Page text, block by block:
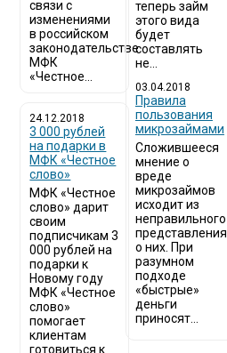
связи с
изменениями
в российском
законодательстве
МФК
«Честное...
24.12.2018
3 000 рублей
на подарки в
МФК «Честное
слово»
МФК «Честное
слово» дарит
своим
подписчикам 3
000 рублей на
подарки к
Новому году
МФК «Честное
слово»
помогает
клиентам
готовиться к
теперь займ
этого вида
будет
составлять
не...
03.04.2018
​Правила
пользования
микрозаймами
Сложившееся
мнение о
вреде
микрозаймов
исходит из
неправильного
представления
о них. При
разумном
подходе
«быстрые»
деньги
приносят...